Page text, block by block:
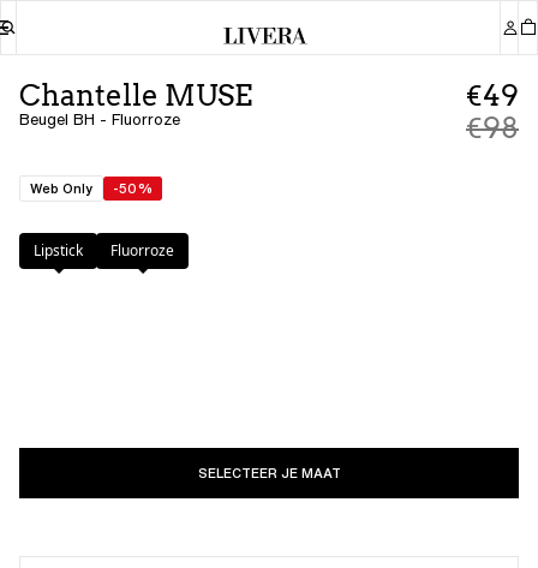
Chantelle MUSE
Beugel BH - Fluorroze
€49
€98
Web Only -50%
Kleur:Fluorroze
Lipstick Fluorroze
SELECTEER JE MAAT